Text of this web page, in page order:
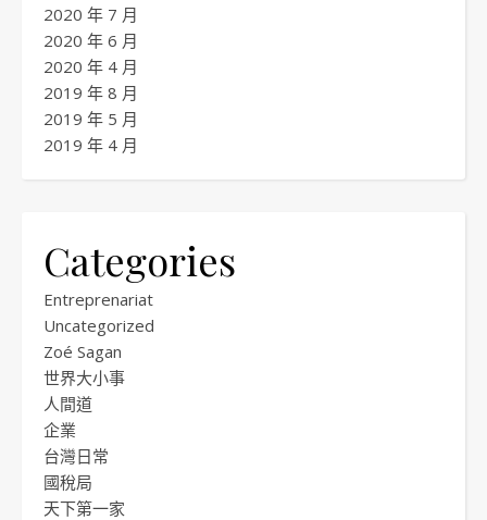
2020 年 7 月
2020 年 6 月
2020 年 4 月
2019 年 8 月
2019 年 5 月
2019 年 4 月
Categories
Entreprenariat
Uncategorized
Zoé Sagan
世界大小事
人間道
企業
台灣日常
國稅局
天下第一家